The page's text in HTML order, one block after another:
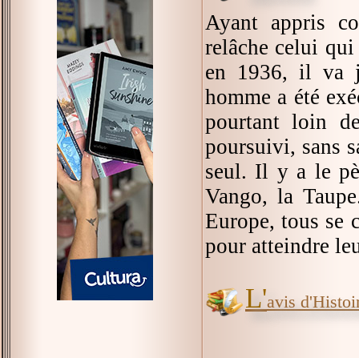
Ayant appris
relâche celui
en 1936, il va
homme a été
pourtant loin
poursuivi, sans
seul. Il y a le
Vango, la
Europe, tous se
pour atteindre
L'avis